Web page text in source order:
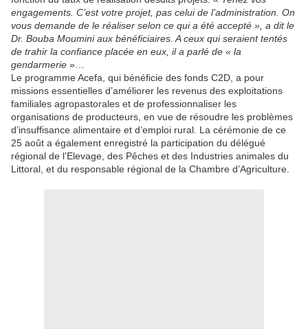
engagements. C’est votre projet, pas celui de l’administration. On
vous demande de le réaliser selon ce qui a été accepté », a dit le
Dr. Bouba Moumini aux bénéficiaires. A ceux qui seraient tentés
de trahir la confiance placée en eux, il a parlé de « la
gendarmerie »…
Le programme Acefa, qui bénéficie des fonds C2D, a pour
missions essentielles d’améliorer les revenus des exploitations
familiales agropastorales et de professionnaliser les
organisations de producteurs, en vue de résoudre les problèmes
d’insuffisance alimentaire et d’emploi rural. La cérémonie de ce
25 août a également enregistré la participation du délégué
régional de l’Elevage, des Pêches et des Industries animales du
Littoral, et du responsable régional de la Chambre d’Agriculture.